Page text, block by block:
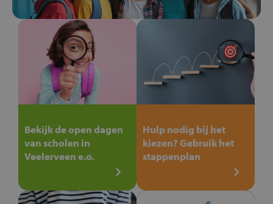
Bekijk de open dagen
van scholen in
Veelerveen e.o.
Hulp nodig bij het
kiezen? Gebruik het
stappenplan